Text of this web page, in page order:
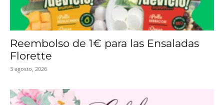
Reembolso de 1€ para las Ensaladas
Florette
3 agosto, 2026